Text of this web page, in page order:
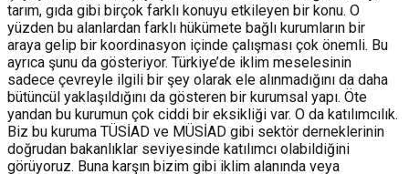
tarım, gıda gibi birçok farklı konuyu etkileyen bir konu. O
yüzden bu alanlardan farklı hükümete bağlı kurumların bir
araya gelip bir koordinasyon içinde çalışması çok önemli. Bu
ayrıca şunu da gösteriyor. Türkiye’de iklim meselesinin
sadece çevreyle ilgili bir şey olarak ele alınmadığını da daha
bütüncül yaklaşıldığını da gösteren bir kurumsal yapı. Öte
yandan bu kurumun çok ciddi bir eksikliği var. O da katılımcılık.
Biz bu kuruma TÜSİAD ve MÜSİAD gibi sektör derneklerinin
doğrudan bakanlıklar seviyesinde katılımcı olabildiğini
görüyoruz. Buna karşın bizim gibi iklim alanında veya